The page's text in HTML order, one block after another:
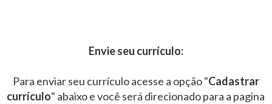
Envie seu currículo:
Para enviar seu currículo acesse a opção "Cadastrar
currículo" abaixo e você será direcionado para a pagina